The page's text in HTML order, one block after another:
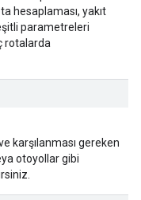
hesaplaması, yakıt
parametreleri
rotalarda
karşılanması gereken
otoyollar gibi